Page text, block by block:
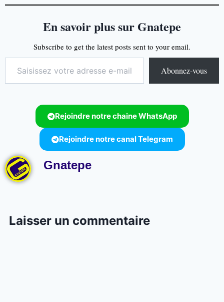
En savoir plus sur Gnatepe
Subscribe to get the latest posts sent to your email.
Abonnez-vous
Rejoindre notre chaine WhatsApp
Rejoindre notre canal Telegram
Gnatepe
Laisser un commentaire